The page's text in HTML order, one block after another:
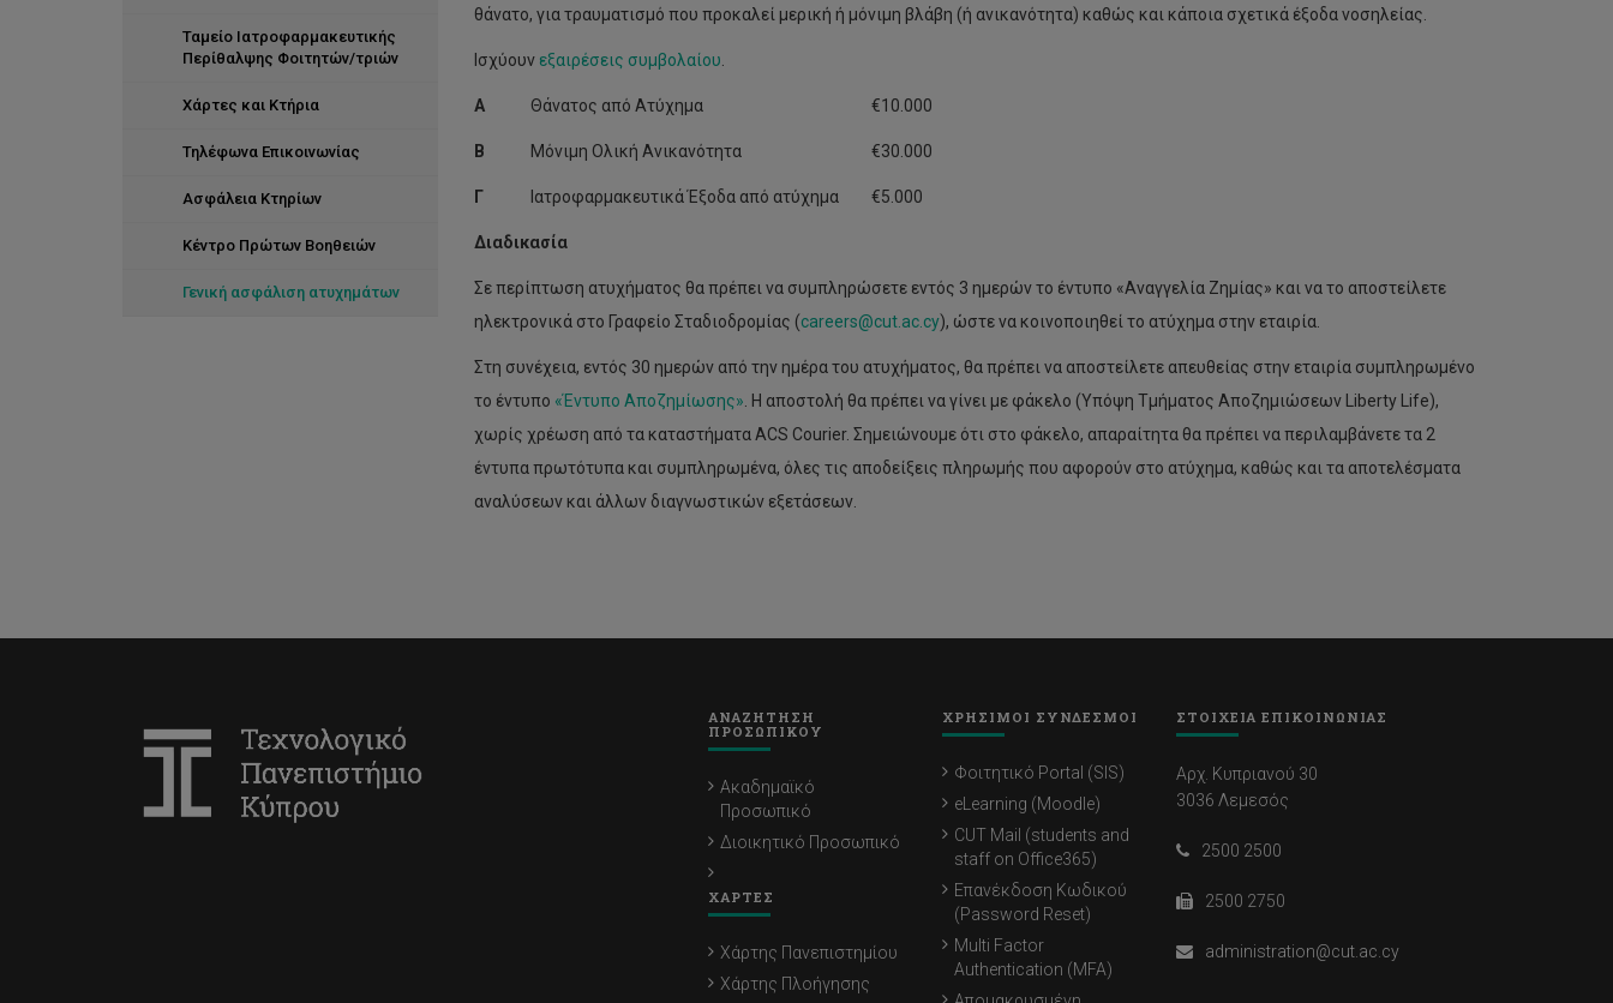
Ταμείο Ιατροφαρμακευτικής
Περίθαλψης Φοιτητών/τριών
Χάρτες και Κτήρια
Τηλέφωνα Επικοινωνίας
Ασφάλεια Κτηρίων
Κέντρο Πρώτων Βοηθειών
Γενική ασφάλιση ατυχημάτων
θάνατο, για τραυματισμό που προκαλεί μερική ή μόνιμη βλάβη (ή ανικανότητα) καθώς και κάποια σχετικά έξοδα νοσηλείας.
Ισχύουν εξαιρέσεις συμβολαίου
Α Θάνατος από Ατύχημα €10.000
Β Μόνιμη Ολική Ανικανότητα €30.000
Γ Ιατροφαρμακευτικά Έξοδα από ατύχημα €5.000
Διαδικασία
Σε περίπτωση ατυχήματος θα πρέπει να συμπληρώσετε εντός 3 ημερών το έντυπο «Αναγγελία Ζημίας» και να το αποστείλετε
ηλεκτρονικά στο Γραφείο Σταδιοδρομίας (careers@cut.ac.cy), ώστε να κοινοποιηθεί το ατύχημα στην εταιρία.
Στη συνέχεια, εντός 30 ημερών από την ημέρα του ατυχήματος, θα πρέπει να αποστείλετε απευθείας στην εταιρία συμπληρωμένο
το έντυπο «Έντυπο Αποζημίωσης» . Η αποστολή θα πρέπει να γίνει με φάκελο (Υπόψη Τμήματος Αποζημιώσεων Liberty Life),
χωρίς χρέωση από τα καταστήματα ACS Courier. Σημειώνουμε ότι στο φάκελο, απαραίτητα θα πρέπει να περιλαμβάνετε τα 2
έντυπα πρωτότυπα και συμπληρωμένα, όλες τις αποδείξεις πληρωμής που αφορούν στο ατύχημα, καθώς και τα αποτελέσματα
αναλύσεων και άλλων διαγνωστικών εξετάσεων.
ΑΝΑΖΗΤΗΣΗ
ΠΡΟΣΩΠΙΚΟΥ
Ακαδημαϊκό
Προσωπικό
Διοικητικό Προσωπικό
ΧΑΡΤΕΣ
Χάρτης Πανεπιστημίου
Χάρτης Πλοήγησης
ΧΡΗΣΙΜΟΙ ΣΥΝΔΕΣΜΟΙ
Φοιτητικό Portal (SIS)
eLearning (Moodle)
CUT Mail (students and
staff on Office365)
Επανέκδοση Κωδικού
(Password Reset)
Multi Factor
Authentication (MFA)
ΣΤΟΙΧΕΙΑ ΕΠΙΚΟΙΝΩΝΙΑΣ
Αρχ. Κυπριανού 30
3036 Λεμεσός
2500 2500
2500 2750
administration@cut.ac.cy